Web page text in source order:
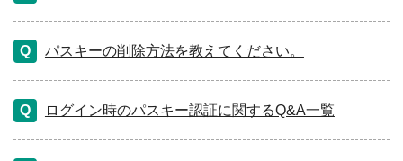
パスキーの削除方法を教えてください。
ログイン時のパスキー認証に関するQ&A一覧